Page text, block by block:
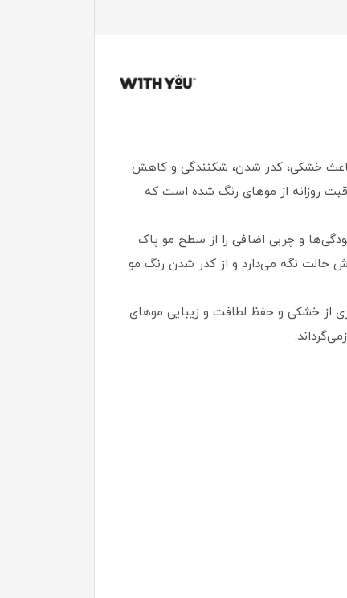
باعث خشکی، کدر شدن، شکنندگی و کاهش
روزانه از موهای رنگ شده است که
و چربی اضافی را از سطح مو پاک
حالت نگه می‌دارد و از کدر شدن رنگ مو
از خشکی و حفظ لطافت و زیبایی موهای